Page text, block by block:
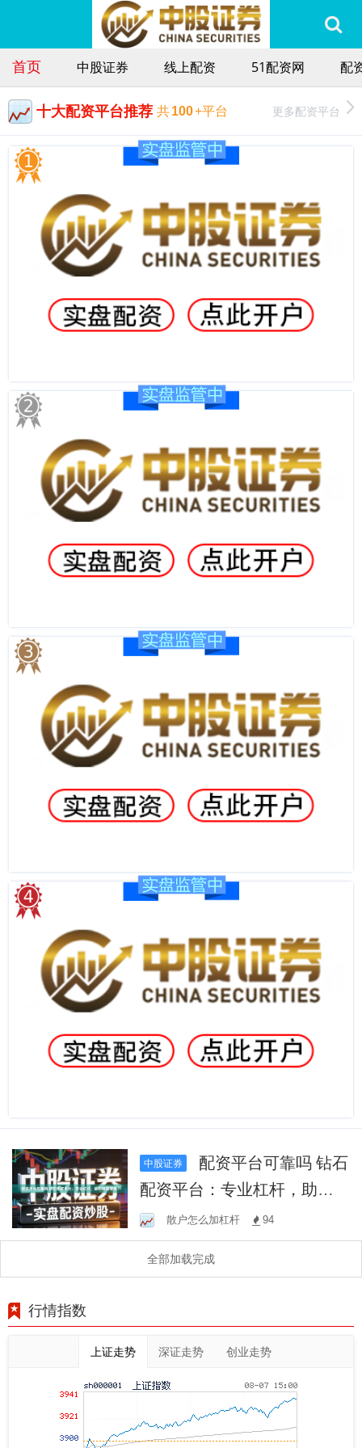
首页 中股证券 线上配资 51配资网 配
十大配资平台推荐 共100+平台 更多配资平台
中股证券
配资平台：专业杠杆，助您
财富增值！
散户怎么加杠杆 94
全部加载完成
行情指数
上证走势 深证走势 创业走势